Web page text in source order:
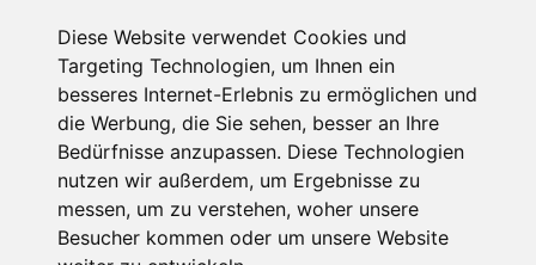
Diese Website verwendet Cookies und
Targeting Technologien, um Ihnen ein
besseres Internet-Erlebnis zu ermöglichen und
die Werbung, die Sie sehen, besser an Ihre
Bedürfnisse anzupassen. Diese Technologien
nutzen wir außerdem, um Ergebnisse zu
messen, um zu verstehen, woher unsere
Besucher kommen oder um unsere Website
Website